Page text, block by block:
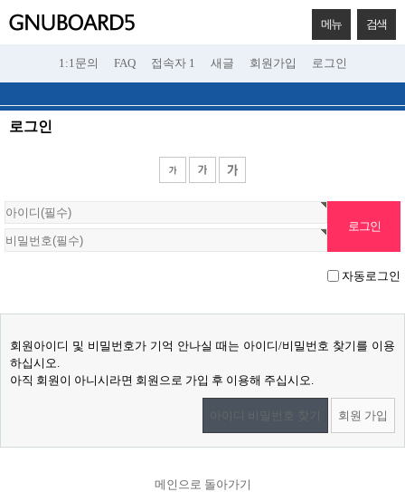
메뉴 검색
1:1문의 FAQ 접속자 1 새글 회원가입 로그인
로그인
자동로그인
회원아이디 및 비밀번호가 기억 안나실 때는 아이디/비밀번호 찾기를 이용
하십시오.
아직 회원이 아니시라면 회원으로 가입 후 이용해 주십시오.
아이디 비밀번호 찾기 회원 가입
메인으로 돌아가기